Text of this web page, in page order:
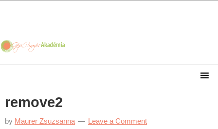
navigation
content
sidebar
remove2
by Maurer Zsuzsanna Leave a Comment